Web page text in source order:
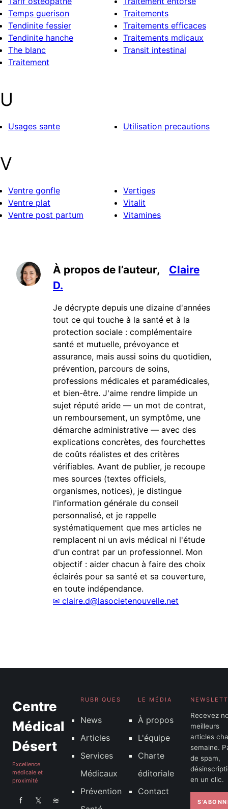
Temps guerison
Tendinite fessier
Tendinite hanche
The blanc
Traitement
Traitements
Traitements efficaces
Traitements mdicaux
Transit intestinal
U
Usages sante Utilisation precautions
V
Ventre gonfle
Ventre plat
Ventre post partum
Vertiges
Vitalit
Vitamines
À propos de l’auteur,
Claire
D.
Je décrypte depuis une dizaine d'années
tout ce qui touche à la santé et à la
protection sociale : complémentaire
santé et mutuelle, prévoyance et
assurance, mais aussi soins du quotidien,
prévention, parcours de soins,
professions médicales et paramédicales,
et bien-être. J'aime rendre limpide un
sujet réputé aride — un mot de contrat,
un remboursement, un symptôme, une
démarche administrative — avec des
explications concrètes, des fourchettes
de coûts réalistes et des critères
vérifiables. Avant de publier, je recoupe
mes sources (textes officiels,
organismes, notices), je distingue
l'information générale du conseil
personnalisé, et je rappelle
systématiquement que mes articles ne
remplacent ni un avis médical ni l'étude
d'un contrat par un professionnel. Mon
objectif : aider chacun à faire des choix
éclairés pour sa santé et sa couverture,
en toute indépendance.
✉ claire.d@lasocietenouvelle.net
Centre
Médical
Désert
Excellence
médicale et
proximité
f 𝕏 ≋
RUBRIQUES
News
Articles
Services
Médicaux
Prévention
LE MÉDIA
À propos
L'équipe
Charte
éditoriale
Contact
Recevez
meilleurs
articles
semaine.
de spam,
en un clic.